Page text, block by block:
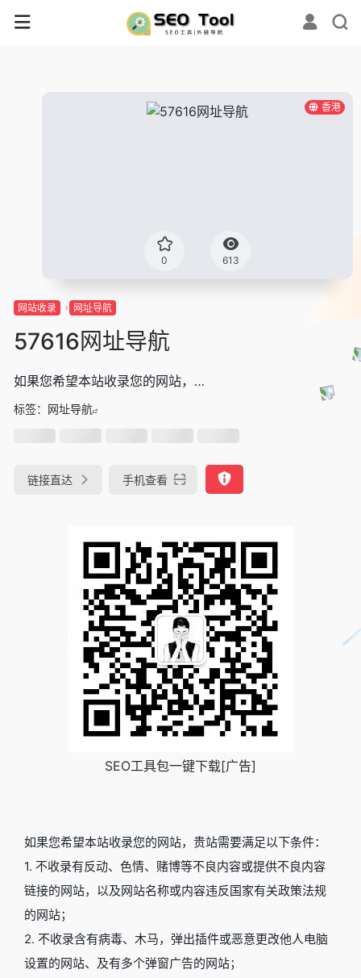
香港
0 613
网站收录 网址导航
57616网址导航
如果您希望本站收录您的网站，…
标签： 网址导航
链接直达 手机查看
SEO工具包一键下载[广告]
如果您希望本站收录您的网站，贵站需要满足以下条件：
1. 不收录有反动、色情、赌博等不良内容或提供不良内容
链接的网站，以及网站名称或内容违反国家有关政策法规
的网站；
2. 不收录含有病毒、木马，弹出插件或恶意更改他人电脑
设置的网站、及有多个弹窗广告的网站；